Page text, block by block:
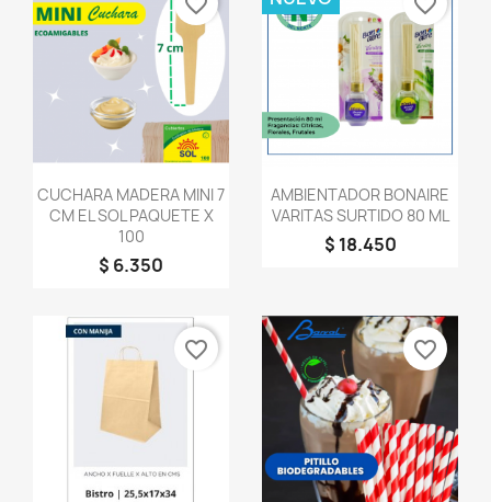
Vista rápida
CUCHARA MADERA MINI 7
CM EL SOL PAQUETE X
100
$ 6.350
Vista rápida
AMBIENTADOR BONAIRE
VARITAS SURTIDO 80 ML
$ 18.450
favorite_border favorite_border